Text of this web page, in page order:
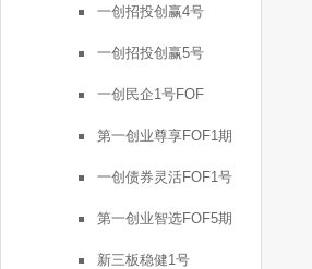
一创招投创赢4号
一创招投创赢5号
一创民企1号FOF
第一创业尊享FOF1期
一创债券灵活FOF1号
第一创业智选FOF5期
新三板稳健1号